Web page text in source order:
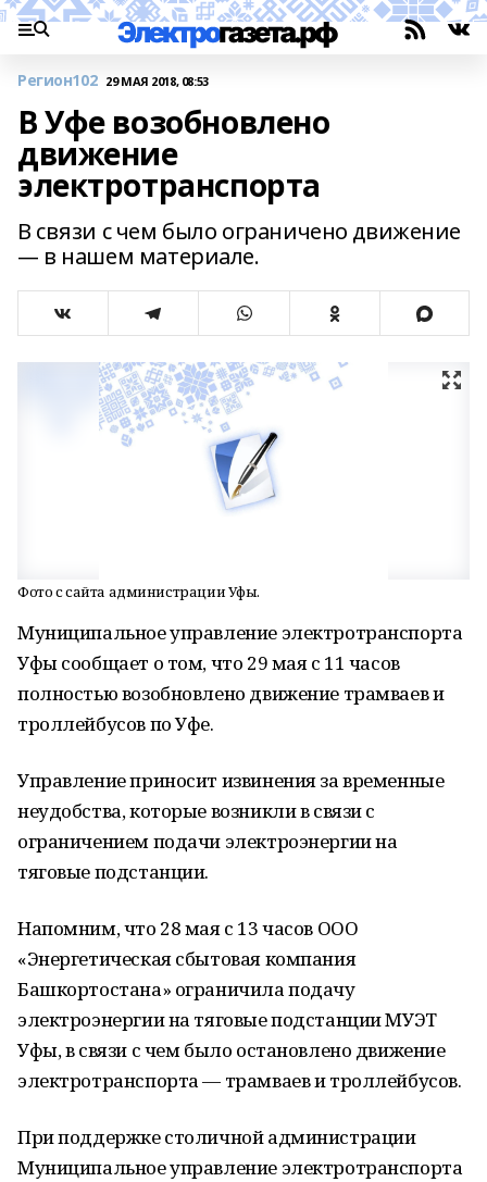
Регион102 29 МАЯ 2018, 08:53
В Уфе возобновлено
движение
электротранспорта
В связи с чем было ограничено движение
— в нашем материале.
Фото с сайта администрации Уфы.
Муниципальное управление электротранспорта
Уфы сообщает о том, что 29 мая с 11 часов
полностью возобновлено движение трамваев и
троллейбусов по Уфе.
Управление приносит извинения за временные
неудобства, которые возникли в связи с
ограничением подачи электроэнергии на
тяговые подстанции.
Напомним, что 28 мая с 13 часов ООО
«Энергетическая сбытовая компания
Башкортостана» ограничила подачу
электроэнергии на тяговые подстанции МУЭТ
Уфы, в связи с чем было остановлено движение
электротранспорта — трамваев и троллейбусов.
При поддержке столичной администрации
Муниципальное управление электротранспорта